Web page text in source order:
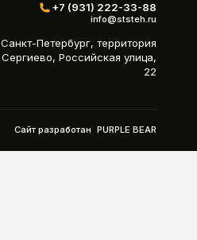
+7 (931) 222-33-88
info@ststeh.ru
Санкт-Петербург, территория
Сергиево, Российская улица,
22
Сайт разработан PURPLE BEAR